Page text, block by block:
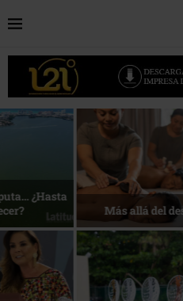
Bottega, un viaje servido a la